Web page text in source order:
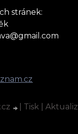
stránek:
Tisk |